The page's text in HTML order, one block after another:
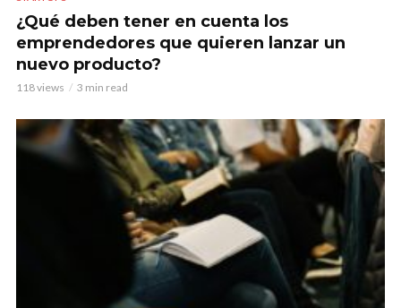
¿Qué deben tener en cuenta los
emprendedores que quieren lanzar un
nuevo producto?
118 views 3 min read